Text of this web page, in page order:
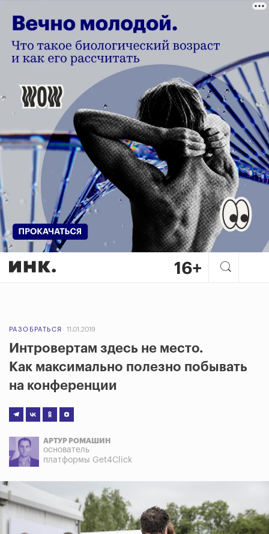
РАЗОБРАТЬСЯ 11.01.2019
Интровертам здесь не место.
Как максимально полезно побывать
на конференции
АРТУР РОМАШИН
основатель
платформы Get4Click